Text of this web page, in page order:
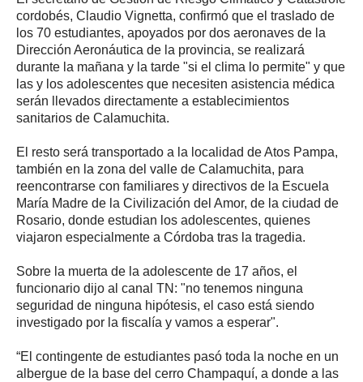
cordobés, Claudio Vignetta, confirmó que el traslado de
los 70 estudiantes, apoyados por dos aeronaves de la
Dirección Aeronáutica de la provincia, se realizará
durante la mañana y la tarde "si el clima lo permite" y que
las y los adolescentes que necesiten asistencia médica
serán llevados directamente a establecimientos
sanitarios de Calamuchita.
El resto será transportado a la localidad de Atos Pampa,
también en la zona del valle de Calamuchita, para
reencontrarse con familiares y directivos de la Escuela
María Madre de la Civilización del Amor, de la ciudad de
Rosario, donde estudian los adolescentes, quienes
viajaron especialmente a Córdoba tras la tragedia.
Sobre la muerta de la adolescente de 17 años, el
funcionario dijo al canal TN: "no tenemos ninguna
seguridad de ninguna hipótesis, el caso está siendo
investigado por la fiscalía y vamos a esperar".
“El contingente de estudiantes pasó toda la noche en un
albergue de la base del cerro Champaquí, a donde a las